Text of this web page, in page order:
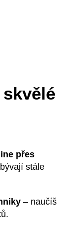
přes
stále
– naučíš